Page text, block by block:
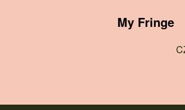
My Fringe